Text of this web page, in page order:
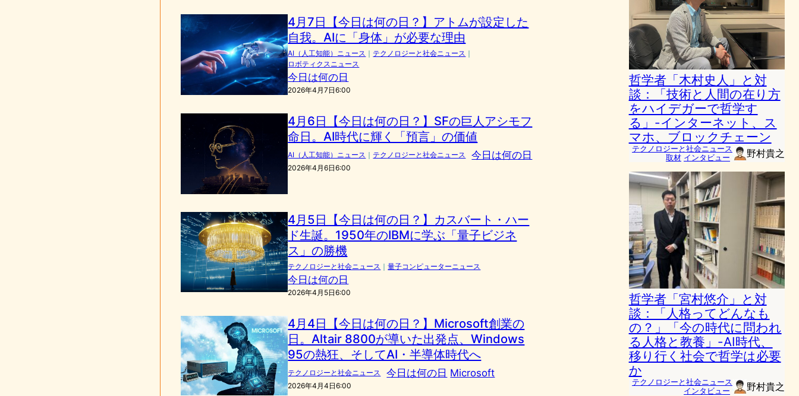
4月7日【今日は何の日？】アトムが設定した
自我。AIに「身体」が必要な理由
AI（人工知能）ニュース ｜テクノロジーと社会ニュース ｜
ロボティクスニュース
今日は何の日
2026年4月7日6:00
4月6日【今日は何の日？】SFの巨人アシモフ
命日。AI時代に輝く「預言」の価値
AI（人工知能）ニュース ｜テクノロジーと社会ニュース 今日は何の日
2026年4月6日6:00
4月5日【今日は何の日？】カスバート・ハー
ド生誕。1950年のIBMに学ぶ「量子ビジネ
ス」の勝機
テクノロジーと社会ニュース ｜量子コンピューターニュース
今日は何の日
2026年4月5日6:00
4月4日【今日は何の日？】Microsoft創業の
日。Altair 8800が導いた出発点、Windows
95の熱狂、そしてAI・半導体時代へ
テクノロジーと社会ニュース 今日は何の日 Microsoft
2026年4月4日6:00
哲学者「木村史人」と対
談：「技術と人間の在り方
をハイデガーで哲学す
る」-インターネット、ス
マホ、ブロックチェーン
テクノロジーと社会ニュース
取材 インタビュー 野村貴之
哲学者「宮村悠介」と対
談：「人格ってどんなも
の？」「今の時代に問われ
る人格と教養」-AI時代、
移り行く社会で哲学は必要
か
テクノロジーと社会ニュース
インタビュー
野村貴之